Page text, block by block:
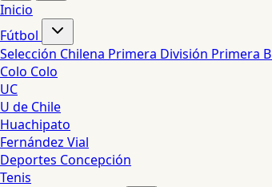
Inicio
Fútbol
Selección Chilena Primera División Primera B
Colo Colo
UC
U de Chile
Huachipato
Fernández Vial
Deportes Concepción
Tenis